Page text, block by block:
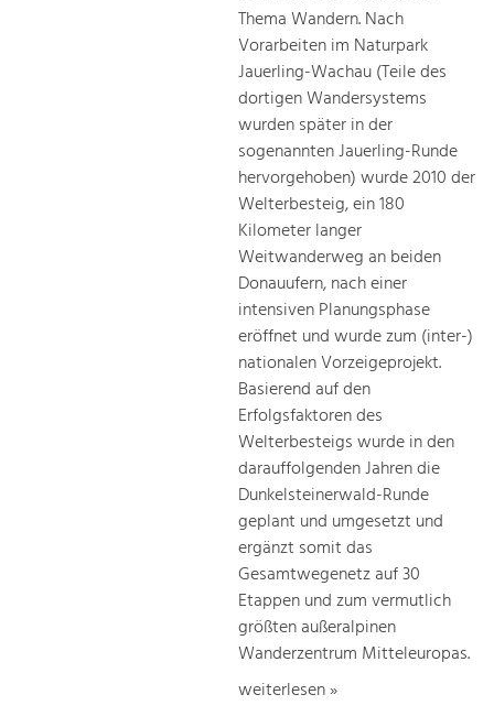
Thema Wandern. Nach
Vorarbeiten im Naturpark
Jauerling-Wachau (Teile des
dortigen Wandersystems
wurden später in der
sogenannten Jauerling-Runde
hervorgehoben) wurde 2010 der
Welterbesteig, ein 180
Kilometer langer
Weitwanderweg an beiden
Donauufern, nach einer
intensiven Planungsphase
eröffnet und wurde zum (inter-)
nationalen Vorzeigeprojekt.
Basierend auf den
Erfolgsfaktoren des
Welterbesteigs wurde in den
darauffolgenden Jahren die
Dunkelsteinerwald-Runde
geplant und umgesetzt und
ergänzt somit das
Gesamtwegenetz auf 30
Etappen und zum vermutlich
größten außeralpinen
Wanderzentrum Mitteleuropas.
weiterlesen »